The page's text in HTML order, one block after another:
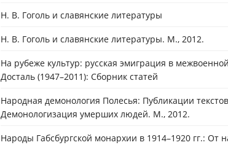
Н. В. Гоголь и славянские литературы
Н. В. Гоголь и славянские литературы. М., 2012.
На рубеже культур: русская эмиграция в
Досталь (1947–2011): Сборник статей
Народная демонология Полесья: Публикации
Демонологизация умерших людей. М., 2012.
Народы Габсбургской монархии в 1914–1920 гг.: